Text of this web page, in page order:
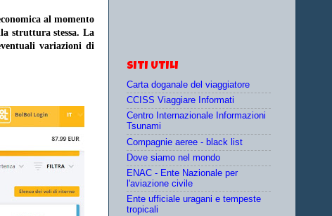
al momento
struttura stessa. La
variazioni di
SITI UTILI
Carta doganale del viaggiatore
CCISS Viaggiare Informati
Centro Internazionale Informazioni
Tsunami
Compagnie aeree - black list
Dove siamo nel mondo
ENAC - Ente Nazionale per
l'aviazione civile
Ente ufficiale uragani e tempeste
tropicali